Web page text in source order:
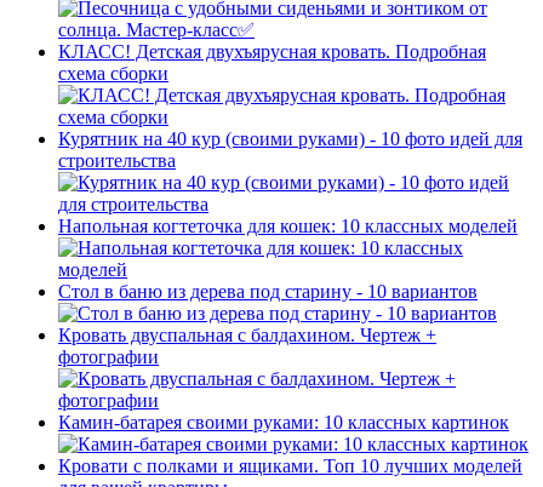
КЛАСС! Детская двухъярусная кровать. Подробная
схема сборки
Курятник на 40 кур (своими руками) - 10 фото идей для
строительства
Напольная когтеточка для кошек: 10 классных моделей
Стол в баню из дерева под старину - 10 вариантов
Кровать двуспальная с балдахином. Чертеж +
фотографии
Камин-батарея своими руками: 10 классных картинок
Кровати с полками и ящиками. Топ 10 лучших моделей